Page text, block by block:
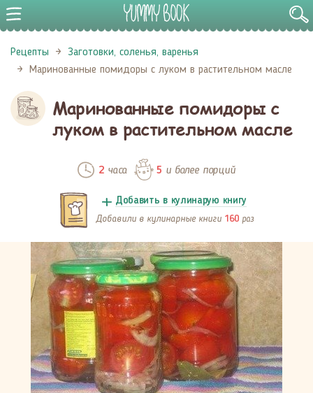
Рецепты
Заготовки, соленья, варенья
Маринованные помидоры с луком в растительном масле
Маринованные помидоры с
луком в растительном масле
2 часа 5 и более порций
Добавить в кулинарую книгу
Добавили в кулинарные книги 160 раз